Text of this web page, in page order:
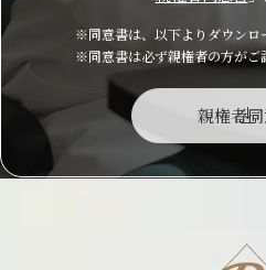
※同意書は、以下よりダウンロ
※同意書は必ず親権者の方がご
親権者